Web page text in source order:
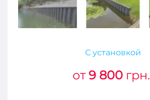
С установкой
от9 800 грн.